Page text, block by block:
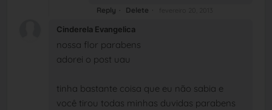
Reply Delete
Cinderela Evangelica
nossa flor parabens
adorei o post uau
tinha bastante coisa que eu não sabia e
você tirou todas minhas duvidas parabens